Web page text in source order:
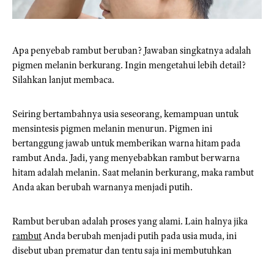
Apa penyebab rambut beruban? Jawaban singkatnya adalah
pigmen melanin berkurang. Ingin mengetahui lebih detail?
Silahkan lanjut membaca.
Seiring bertambahnya usia seseorang, kemampuan untuk
mensintesis pigmen melanin menurun. Pigmen ini
bertanggung jawab untuk memberikan warna hitam pada
rambut Anda. Jadi, yang menyebabkan rambut berwarna
hitam adalah melanin. Saat melanin berkurang, maka rambut
Anda akan berubah warnanya menjadi putih.
Rambut beruban adalah proses yang alami. Lain halnya jika
rambutAnda berubah menjadi putih pada usia muda, ini
disebut uban prematur dan tentu saja ini membutuhkan